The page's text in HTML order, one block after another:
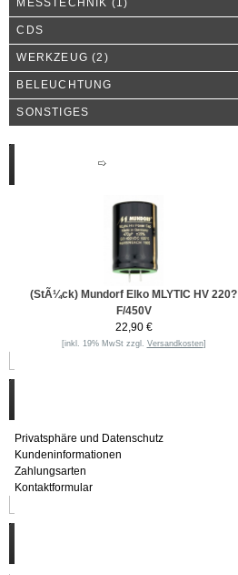
MESSTECHNIK (1)
CDS
WERKZEUG (2)
BELEUCHTUNG
SONSTIGES
(StÃ¼ck) Mundorf Elko MLYTIC HV 220?
F/450V
22,90 €
[inkl. 19% MwSt zzgl. Versandkosten]
Privatsphäre und Datenschutz
Kundeninformationen
Zahlungsarten
Kontaktformular